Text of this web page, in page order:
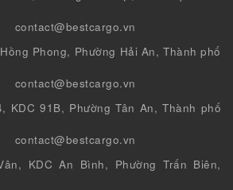
contact@bestcargo.vn
Phong, Phường Hải An, Thành phố
contact@bestcargo.vn
KDC 91B, Phường Tân An, Thành phố
contact@bestcargo.vn
KDC An Bình, Phường Trấn Biên,